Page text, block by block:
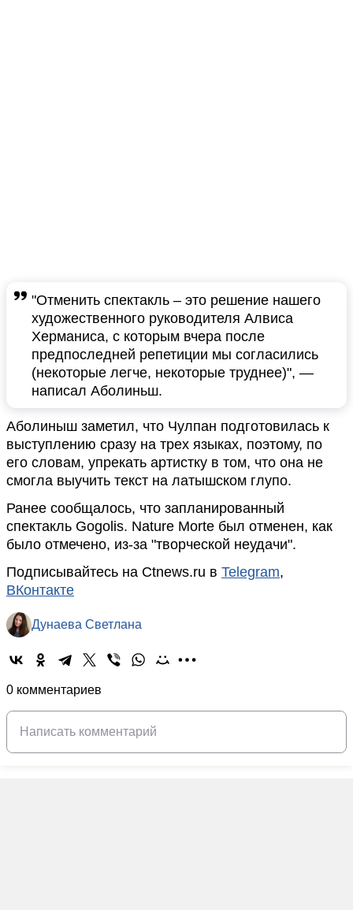
"Отменить спектакль – это решение нашего
художественного руководителя Алвиса
Херманиса, с которым вчера после
предпоследней репетиции мы согласились
(некоторые легче, некоторые труднее)", —
написал Аболиньш.
Аболиныш заметил, что Чулпан подготовилась к
выступлению сразу на трех языках, поэтому, по
его словам, упрекать артистку в том, что она не
смогла выучить текст на латышском глупо.
Ранее сообщалось, что запланированный
спектакль Gogolis. Nature Morte был отменен, как
было отмечено, из-за "творческой неудачи".
Подписывайтесь на Ctnews.ru в Telegram,
ВКонтакте
Дунаева Светлана
0 комментариев